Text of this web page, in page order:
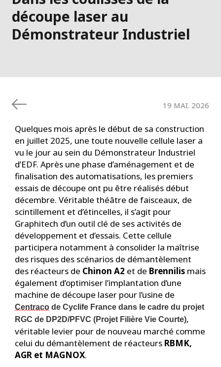
découpe laser au
Démonstrateur Industriel
19 MAI. 2026
Quelques mois après le début de sa construction
en juillet 2025, une toute nouvelle cellule laser a
vu le jour au sein du Démonstrateur Industriel
d’EDF. Après une phase d’aménagement et de
finalisation des automatisations, les premiers
essais de découpe ont pu être réalisés début
décembre. Véritable théâtre de faisceaux, de
scintillement et d’étincelles, il s’agit pour
Graphitech d’un outil clé de ses activités de
développement et d’essais. Cette cellule
participera notamment à consolider la maîtrise
des risques des scénarios de démantèlement
des réacteurs de Chinon A2 et de Brennilis mais
également d’optimiser l’implantation d’une
machine de découpe laser pour l’usine de
Centraco de Cyclife France dans le cadre du projet
RGC de DP2D/PFVC (Projet Filière Vie Courte),
véritable levier pour de nouveau marché comme
celui du démantèlement de réacteurs RBMK,
AGR et MAGNOX.